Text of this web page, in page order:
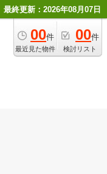
最終更新：2026年08月07日
00件
最近見た物件
00件
検討リスト